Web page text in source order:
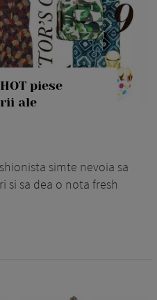
piese
ale
simte nevoia sa
si sa dea o nota fresh